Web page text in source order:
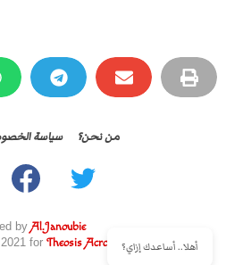
byAl.Janoubie
for Theosis Across Borders
من نحن؟ سياسة
أهلا.. أساعدك إزاي؟